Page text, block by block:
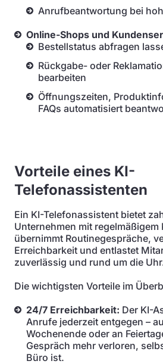
Anrufbeantwortung bei
Online-Shops und
Bestellstatus abfragen
Rückgabe- oder
bearbeiten
Öffnungszeiten,
FAQs automatisiert
Vorteile eines KI-
Telefonassistenten
Ein KI-Telefonassistent bietet
Unternehmen mit
übernimmt Routinegespräche,
Erreichbarkeit und entlastet
zuverlässig und rund um die
Die wichtigsten Vorteile im
24/7 Erreichbarkeit: Der KI-
Anrufe jederzeit entgegen –
Wochenende oder an
Gespräch mehr verloren,
Büro ist.